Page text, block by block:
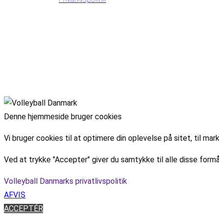
Denne hjemmeside bruger cookies
Vi bruger cookies til at optimere din oplevelse på sitet, til
Ved at trykke "Accepter" giver du samtykke til alle disse
Volleyball Danmarks privatlivspolitik
AFVIS
ACCEPTÉR